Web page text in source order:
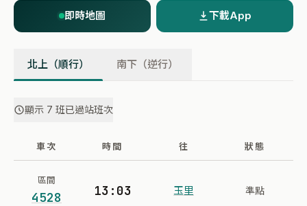
即時地圖 下載App
北上（順行） 南下（逆行）
顯示 7 班已過站班次
車次 時間 往 狀態
區間
4528 13:03 玉里 準點